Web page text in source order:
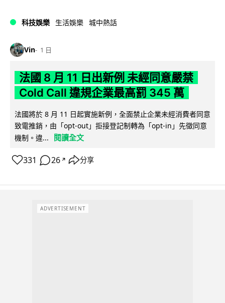
科技娛樂 生活娛樂 城中熱話
Vin 1 日
法國 8 月 11 日出新例 未經同意嚴禁
Cold Call 違規企業最高罰 345 萬
法國將於 8 月 11 日起實施新例，全面禁止企業未經消費者同意
致電推銷，由「opt-out」拒接登記制轉為「opt-in」先徵同意
機制。違...
閱讀全文
331 26 ↗ 分享
ADVERTISEMENT